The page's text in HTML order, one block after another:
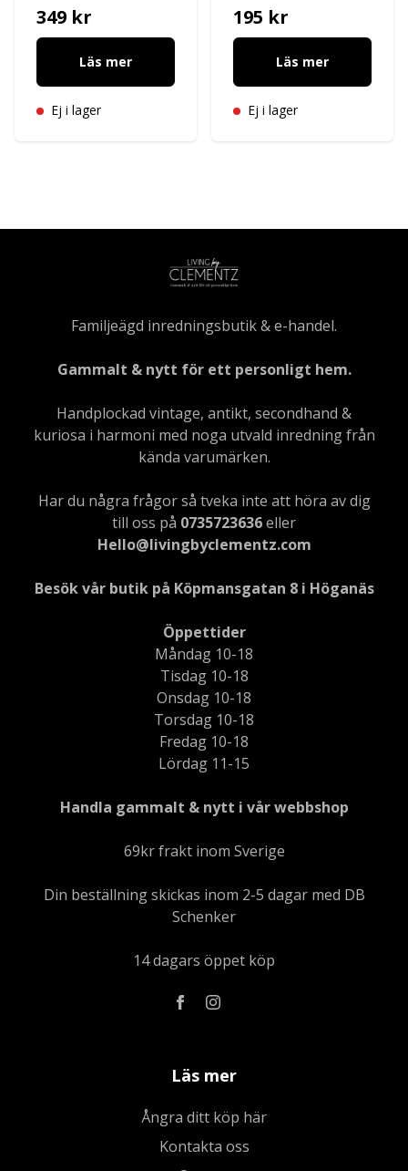
349 kr
Läs mer
Ej i lager
195 kr
Läs mer
Ej i lager
Familjeägd inredningsbutik & e-handel.
Gammalt & nytt för ett personligt hem.
Handplockad vintage, antikt, secondhand &
kuriosa i harmoni med noga utvald inredning från
kända varumärken.
Har du några frågor så tveka inte att höra av dig
till oss på 0735723636eller
Hello@livingbyclementz.com
Besök vår butik på Köpmansgatan 8 i Höganäs
Öppettider
Måndag 10-18
Tisdag 10-18
Onsdag 10-18
Torsdag 10-18
Fredag 10-18
Lördag 11-15
Handla gammalt & nytt i vår webbshop
69kr frakt inom Sverige
Din beställning skickas inom 2-5 dagar med DB
Schenker
14 dagars öppet köp
Läs mer
Ångra ditt köp här
Kontakta oss